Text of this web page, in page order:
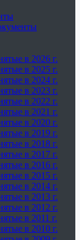
в 2026 г.
в 2025 г.
в 2024 г.
в 2023 г.
в 2022 г.
в 2021 г.
в 2020 г.
в 2019 г.
в 2018 г.
в 2017 г.
в 2016 г.
в 2015 г.
в 2014 г.
в 2013 г.
в 2012 г.
в 2011 г.
в 2010 г.